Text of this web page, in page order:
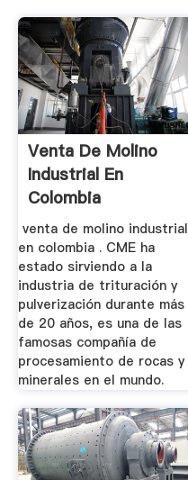
Venta De Molino
Industrial En
Colombia
venta de molino industrial
en colombia . CME ha
estado sirviendo a la
industria de trituración y
pulverización durante más
de 20 años, es una de las
famosas compañía de
procesamiento de rocas y
minerales en el mundo.